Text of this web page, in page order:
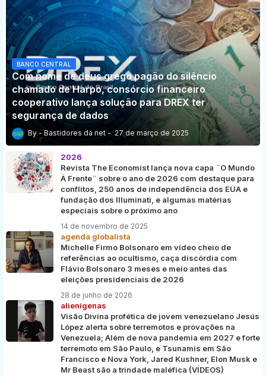
BANCO CENTRAL
Com nome de deus grego pagão do silêncio
chamado de Harpo, consórcio financeiro
cooperativo lança solução para DREX ter
segurança de dados
Bastidores da net 27 de março de 2025
2026
Revista The Economist lança nova capa ¨O Mundo
À Frente¨ sobre o ano de 2026 com destaque para
conflitos, 250 anos de independência dos EUA e
fundação dos Illuminati, e algumas matérias
especiais sobre o próximo ano
14 de novembro de 2025
agenda globalista
Michelle Firmo Bolsonaro em vídeo cheio de
referências ao ocultismo, caça discórdia com
Flávio Bolsonaro 3 meses e meio antes das
eleições presidenciais de 2026
28 de junho de 2026
alienígenas
Visão Divina profética de jovem venezuelano Jesús
López alerta sobre terremotos e provações na
Venezuela; Além de nova pandemia em 2027 e forte
terremoto em São Paulo, e Tsunamis em São
Francisco e Nova York, Jared Kushner, Elon Musk e
Mr Beast são a trindade maléfica (VÍDEOS)